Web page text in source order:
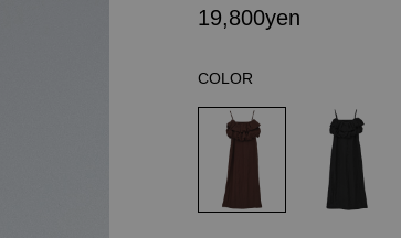
19,800yen
COLOR